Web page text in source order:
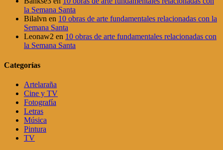
la Semana Santa
Bilalvn en 10 obras de arte fundamentales relacionadas con la
Semana Santa
Leonaw2 en 10 obras de arte fundamentales relacionadas con
la Semana Santa
Categorías
Artelaraña
Cine y TV
Fotografía
Letras
Música
Pintura
TV